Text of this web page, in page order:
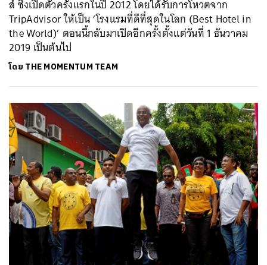
ส์ ซึ่งเปิดตัวครั้งแรกในปี 2012 โดยได้รับการโหวตจาก
TripAdvisor ให้เป็น ‘โรงแรมที่ดีที่สุดในโลก (Best Hotel in
the World)’ ตอนนี้กลับมาเปิดอีกครั้งตั้งแต่วันที่ 1 ธันวาคม
2019 เป็นต้นไป
โดย THE MOMENTUM TEAM